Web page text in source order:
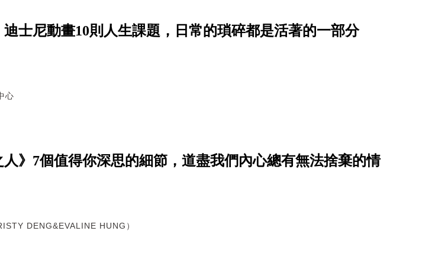
士尼動畫10則人生課題，日常的瑣碎都是活著的一部分
心
》7個值得你深思的細節，道盡我們內心總有無法捨棄的情
DENG&EVALINE HUNG）